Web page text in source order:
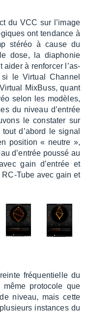
du VCC sur l’image
ont tendance à
stéréo à cause du
dose, la diapho­nie
aider à renfor­cer l’as­
le Virtual Chan­nel
MixBuss, quant
selon les modèles,
du niveau d’en­trée
le consta­ter sur
d’abord le signal
posi­tion « neutre »,
d’en­trée poussé au
gain d’en­trée et
Tube avec gain et
fréquen­tielle du
proto­cole que
niveau, mais cette
instances du